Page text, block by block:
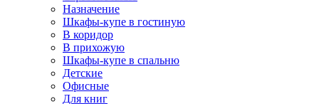
Назначение
Шкафы-купе в гостиную
В коридор
В прихожую
Шкафы-купе в спальню
Детские
Офисные
Для книг